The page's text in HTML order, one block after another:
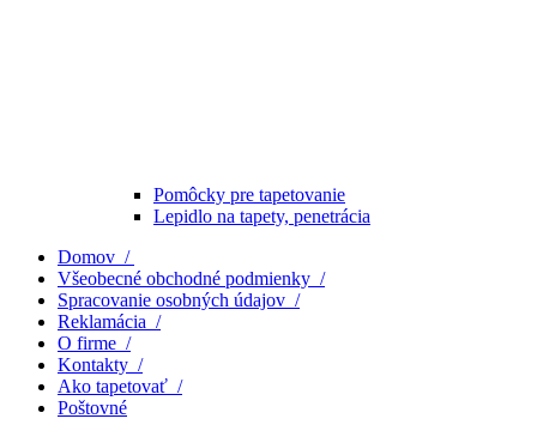
Pomôcky pre tapetovanie
Lepidlo na tapety, penetrácia
Domov /
Všeobecné obchodné podmienky /
Spracovanie osobných údajov /
Reklamácia /
O firme /
Kontakty /
Ako tapetovať /
Poštovné